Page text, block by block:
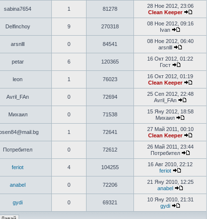
sabina7654 1 81278
28 Ное 2012, 23:06
Clean Keeper
Delfinchoy 9 270318
08 Ное 2012, 09:16
Ivan
arsnlll 0 84541
08 Ное 2012, 06:40
arsnlll
petar 6 120365
16 Окт 2012, 01:22
Гост
leon 1 76023
16 Окт 2012, 01:19
Clean Keeper
Avril_FAn 0 72694
25 Сеп 2012, 22:48
Avril_FAn
Михаил 0 71538
15 Яну 2012, 18:58
Михаил
1 72641
27 Май 2011, 00:10
Clean Keeper
Потребител 0 72612
26 Май 2011, 23:44
Потребител
feriot 4 104255
16 Авг 2010, 22:12
feriot
anabel 0 72206
21 Яну 2010, 12:25
anabel
gydi 0 69321
10 Яну 2010, 21:31
gydi